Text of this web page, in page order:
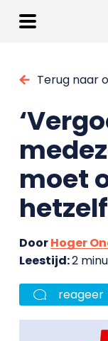
Terug naar
moet
DoorHoger
Leestijd:2
reageer